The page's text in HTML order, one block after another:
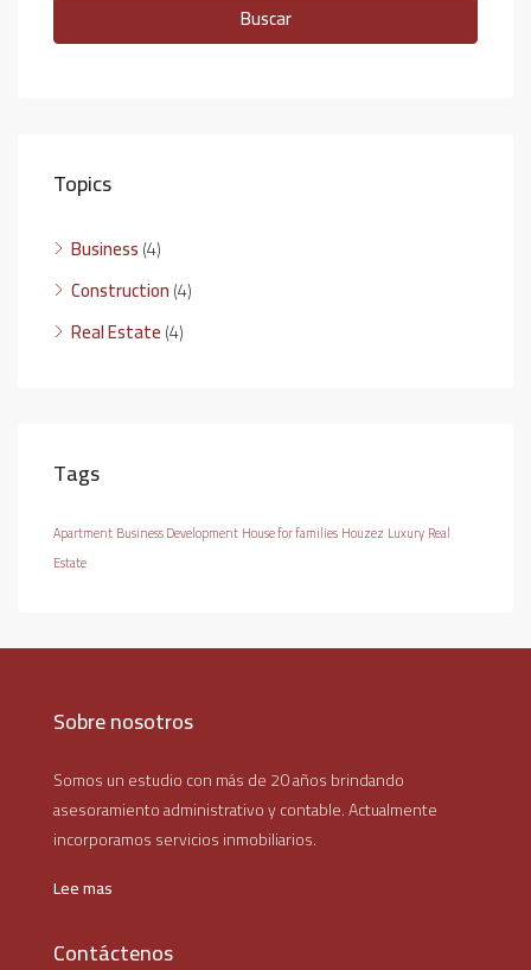
Buscar
Topics
Business(4)
Construction(4)
Real Estate(4)
Tags
Apartment Business Development House for families Houzez Luxury Real
Estate
Sobre nosotros
Somos un estudio con más de 20 años brindando
asesoramiento administrativo y contable. Actualmente
incorporamos servicios inmobiliarios.
Lee mas
Contáctenos